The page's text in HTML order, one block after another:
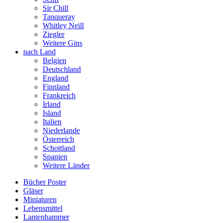
Sir Chill
Tanqueray
Whitley Neill
Ziegler
Weitere Gins
nach Land
Belgien
Deutschland
England
Finnland
Frankreich
Irland
Island
Italien
Niederlande
Österreich
Schottland
Spanien
Weitere Länder
Bücher Poster
Gläser
Miniaturen
Lebensmittel
Lantenhammer